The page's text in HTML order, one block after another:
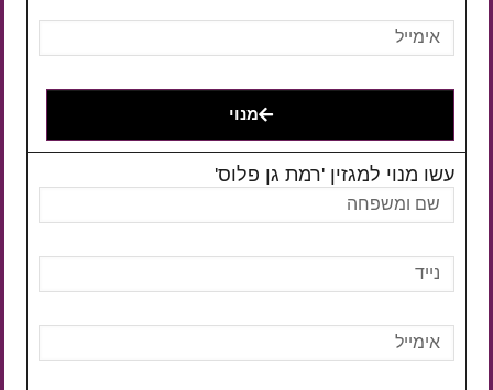
מנוי
עשו מנוי למגזין 'רמת גן פלוס'